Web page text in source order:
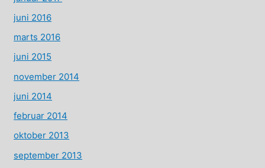
juni 2016
marts 2016
juni 2015
november 2014
juni 2014
februar 2014
oktober 2013
september 2013